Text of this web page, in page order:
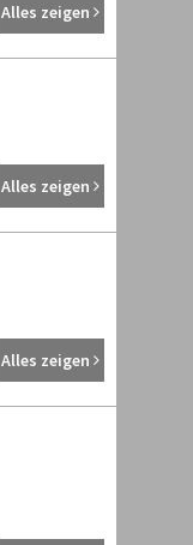
Alles zeigen
Alles zeigen
Alles zeigen